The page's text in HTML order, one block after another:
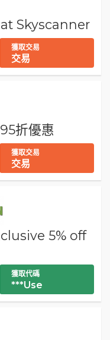
Skyscanner
獲取交易
交易
折優惠
獲取交易
交易
5% off
獲取代碼
***Use